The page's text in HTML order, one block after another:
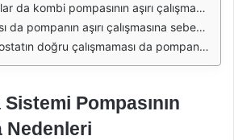
normal çalışma düzenini bozarak aşırı yüklenmesine neden olabilir. Ayrıca, elektrik kablolarında meydana gelen hasarlar veya bağlantı sorunları da pompanın verimsiz çalışmasına yol açabilir. Bu gibi durumlarda, elektrik sisteminin kontrol edilmesi önemlidir.
bir filtre, su akışını engeller ve pompanın daha fazla çaba harcamasına neden olur. Filtrelerin belirli aralıklarla temizlenmesi veya değiştirilmesi, pompanın verimli çalışmasını sağlamak için gereklidir.
doğru sıcaklığı algılamıyorsa, sistem sürekli olarak ısınma ihtiyacı hissedebilir. Bu durumda, pompanın sürekli çalışmasını engellemek için termostatın kontrol edilmesi ve gerektiğinde değiştirilmesi önemlidir.
Pompasının
Nedenleri